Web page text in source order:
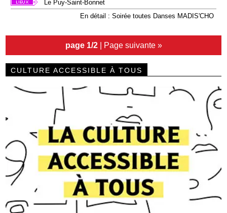
Le Puy-Saint-Bonnet
En détail : Soirée toutes Danses MADIS'CHO
page 1/2| Page suivante »
CULTURE ACCESSIBLE À TOUS